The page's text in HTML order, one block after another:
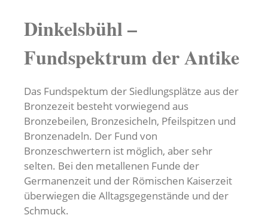
Dinkelsbühl –
Fundspektrum der Antike
Das Fundspektum der Siedlungsplätze aus der
Bronzezeit besteht vorwiegend aus
Bronzebeilen, Bronzesicheln, Pfeilspitzen und
Bronzenadeln. Der Fund von
Bronzeschwertern ist möglich, aber sehr
selten. Bei den metallenen Funde der
Germanenzeit und der Römischen Kaiserzeit
überwiegen die Alltagsgegenstände und der
Schmuck.